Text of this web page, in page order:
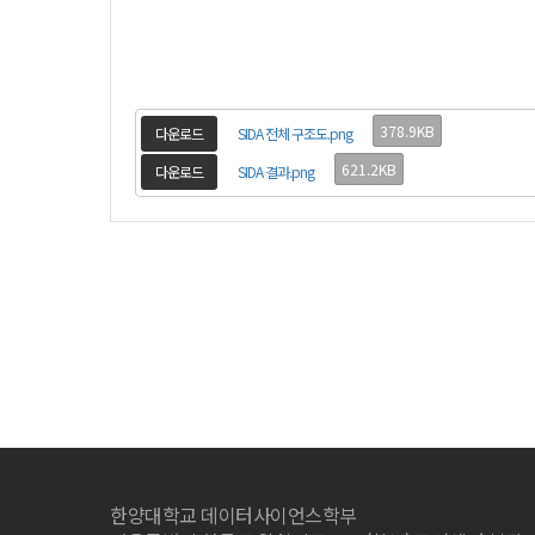
다운로드 SIDA 전체 구조도.png
378.9KB
다운로드
SIDA 결과.png 621.2KB
한양대학교 데이터사이언스학부